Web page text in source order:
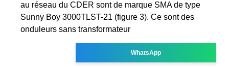
au réseau du CDER sont de marque SMA de type
Sunny Boy 3000TLST-21 (figure 3). Ce sont des
onduleurs sans transformateur
WhatsApp